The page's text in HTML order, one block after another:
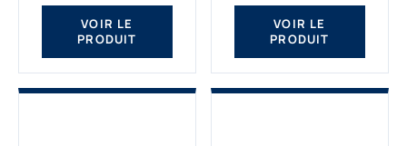
VOIR LE
PRODUIT
VOIR LE
PRODUIT